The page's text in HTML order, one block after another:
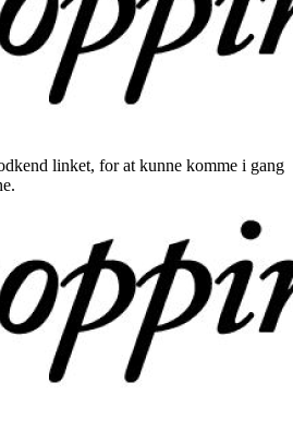
linket, for at kunne komme i gang